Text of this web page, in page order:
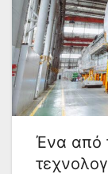
Ένα από